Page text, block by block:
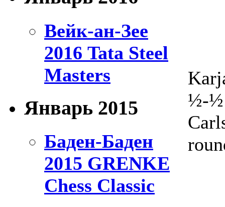
Вейк-ан-Зее
2016 Tata Steel
Masters
Январь 2015
Баден-Баден
2015 GRENKE
Chess Classic
½-½